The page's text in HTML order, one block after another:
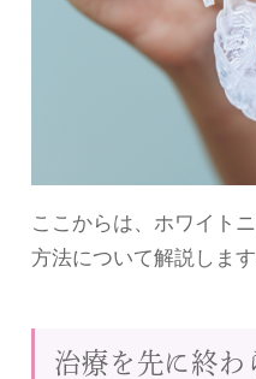
ここからは、ホワイト
方法について解説します
治療を先に終わ